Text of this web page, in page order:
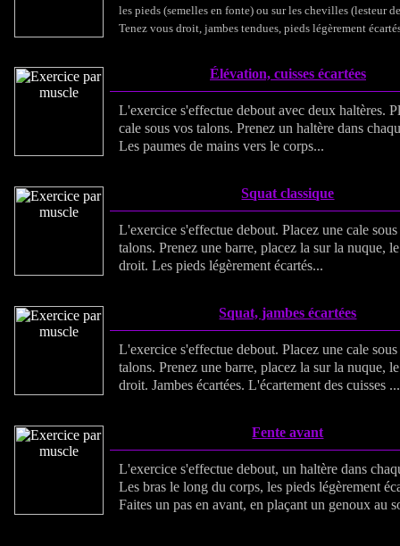
les pieds (semelles en fonte) ou sur les chevilles (lesteur
Tenez vous droit, jambes tendues, pieds légèrement
Élévation, cuisses écartées
L'exercice s'effectue debout avec deux haltères.
cale sous vos talons. Prenez un haltère dans
Les paumes de mains vers le corps...
Squat classique
L'exercice s'effectue debout. Placez une cale
talons. Prenez une barre, placez la sur la nuque,
droit. Les pieds légèrement écartés...
Squat, jambes écartées
L'exercice s'effectue debout. Placez une cale
talons. Prenez une barre, placez la sur la nuque,
droit. Jambes écartées. L'écartement des cuisses ...
Fente avant
L'exercice s'effectue debout, un haltère dans
Les bras le long du corps, les pieds légèrement
Faites un pas en avant, en plaçant un genoux au